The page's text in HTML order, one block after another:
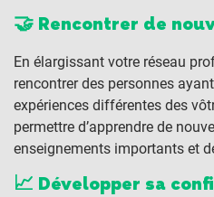
🤝 Rencontrer de
En élargissant votre réseau
rencontrer des personnes
expériences différentes des
permettre d’apprendre de
enseignements importants et
📈 Développer sa